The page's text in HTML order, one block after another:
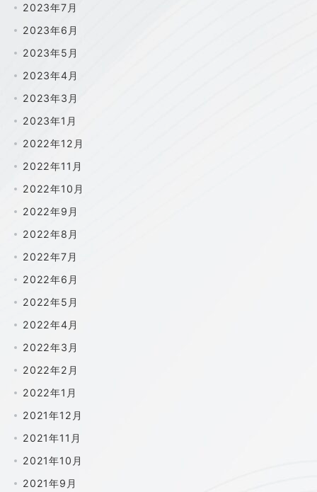
2023年7月
2023年6月
2023年5月
2023年4月
2023年3月
2023年1月
2022年12月
2022年11月
2022年10月
2022年9月
2022年8月
2022年7月
2022年6月
2022年5月
2022年4月
2022年3月
2022年2月
2022年1月
2021年12月
2021年11月
2021年10月
2021年9月